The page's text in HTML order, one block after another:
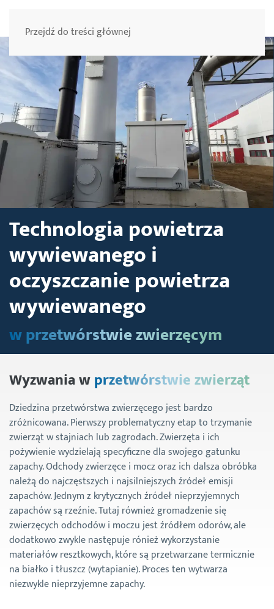
Przejdź do treści głównej
Technologia powietrza
wywiewanego i
oczyszczanie powietrza
wywiewanego
w przetwórstwie zwierzęcym
Wyzwania wprzetwórstwie zwierząt
Dziedzina przetwórstwa zwierzęcego jest bardzo
zróżnicowana. Pierwszy problematyczny etap to trzymanie
zwierząt w stajniach lub zagrodach. Zwierzęta i ich
pożywienie wydzielają specyficzne dla swojego gatunku
zapachy. Odchody zwierzęce i mocz oraz ich dalsza obróbka
należą do najczęstszych i najsilniejszych źródeł emisji
zapachów. Jednym z krytycznych źródeł nieprzyjemnych
zapachów są rzeźnie. Tutaj również gromadzenie się
zwierzęcych odchodów i moczu jest źródłem odorów, ale
dodatkowo zwykle następuje rónież wykorzystanie
materiałów resztkowych, które są przetwarzane termicznie
na białko i tłuszcz (wytapianie). Proces ten wytwarza
niezwykle nieprzyjemne zapachy.